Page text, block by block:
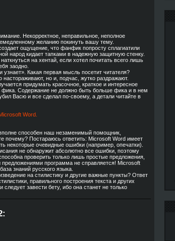
Некорректное, неправильное, неполное
желанию покинуть вашу тему.
ощущение, что фанфик попросту сплагиатили
народ кидает тапками в надежную защитную стенку.
на хентай, если хотел почитать всего лишь
заодно.
Какая первая мысль посетит читателя?
но и, подчас, жутко раздражают.
придумать красочное, краткое и интересное
Содержание не должно быть больше фика и в нем
Васю и все сделал по-своему, а детали читайте в
Word.
способен наш незаменимый помощник,
почему? Постараюсь ответить: Microsoft Word имеет
некоторые очевидные ошибки (например, опечатки).
не обнаружит абсолютно все ошибки, поэтому
проверить только лишь простые предложения,
программа не справляется! Microsoft
знаний русского языка.
на стилистику и другие важные пункты? Ответ
правильного построения текста и других
завести бету, ибо она станет не только